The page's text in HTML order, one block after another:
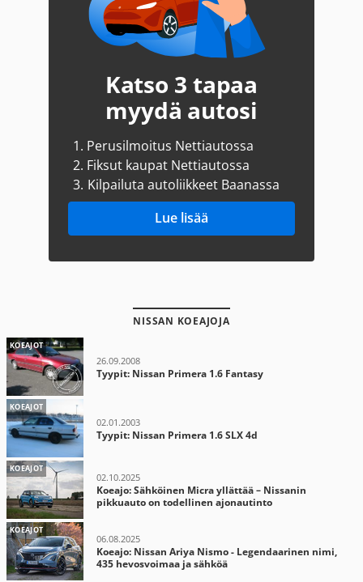
Katso 3 tapaa
myydä autosi
1. Perusilmoitus Nettiautossa
2. Fiksut kaupat Nettiautossa
3. Kilpailuta autoliikkeet Baanassa
Lue lisää
NISSAN KOEAJOJA
KOEAJOT
26.09.2008
Tyypit: Nissan Primera 1.6 Fantasy
KOEAJOT
02.01.2003
Tyypit: Nissan Primera 1.6 SLX 4d
KOEAJOT
02.10.2025
Koeajo: Sähköinen Micra yllättää – Nissanin
pikkuauto on todellinen ajonautinto
KOEAJOT
06.08.2025
Koeajo: Nissan Ariya Nismo - Legendaarinen nimi,
435 hevosvoimaa ja sähköä